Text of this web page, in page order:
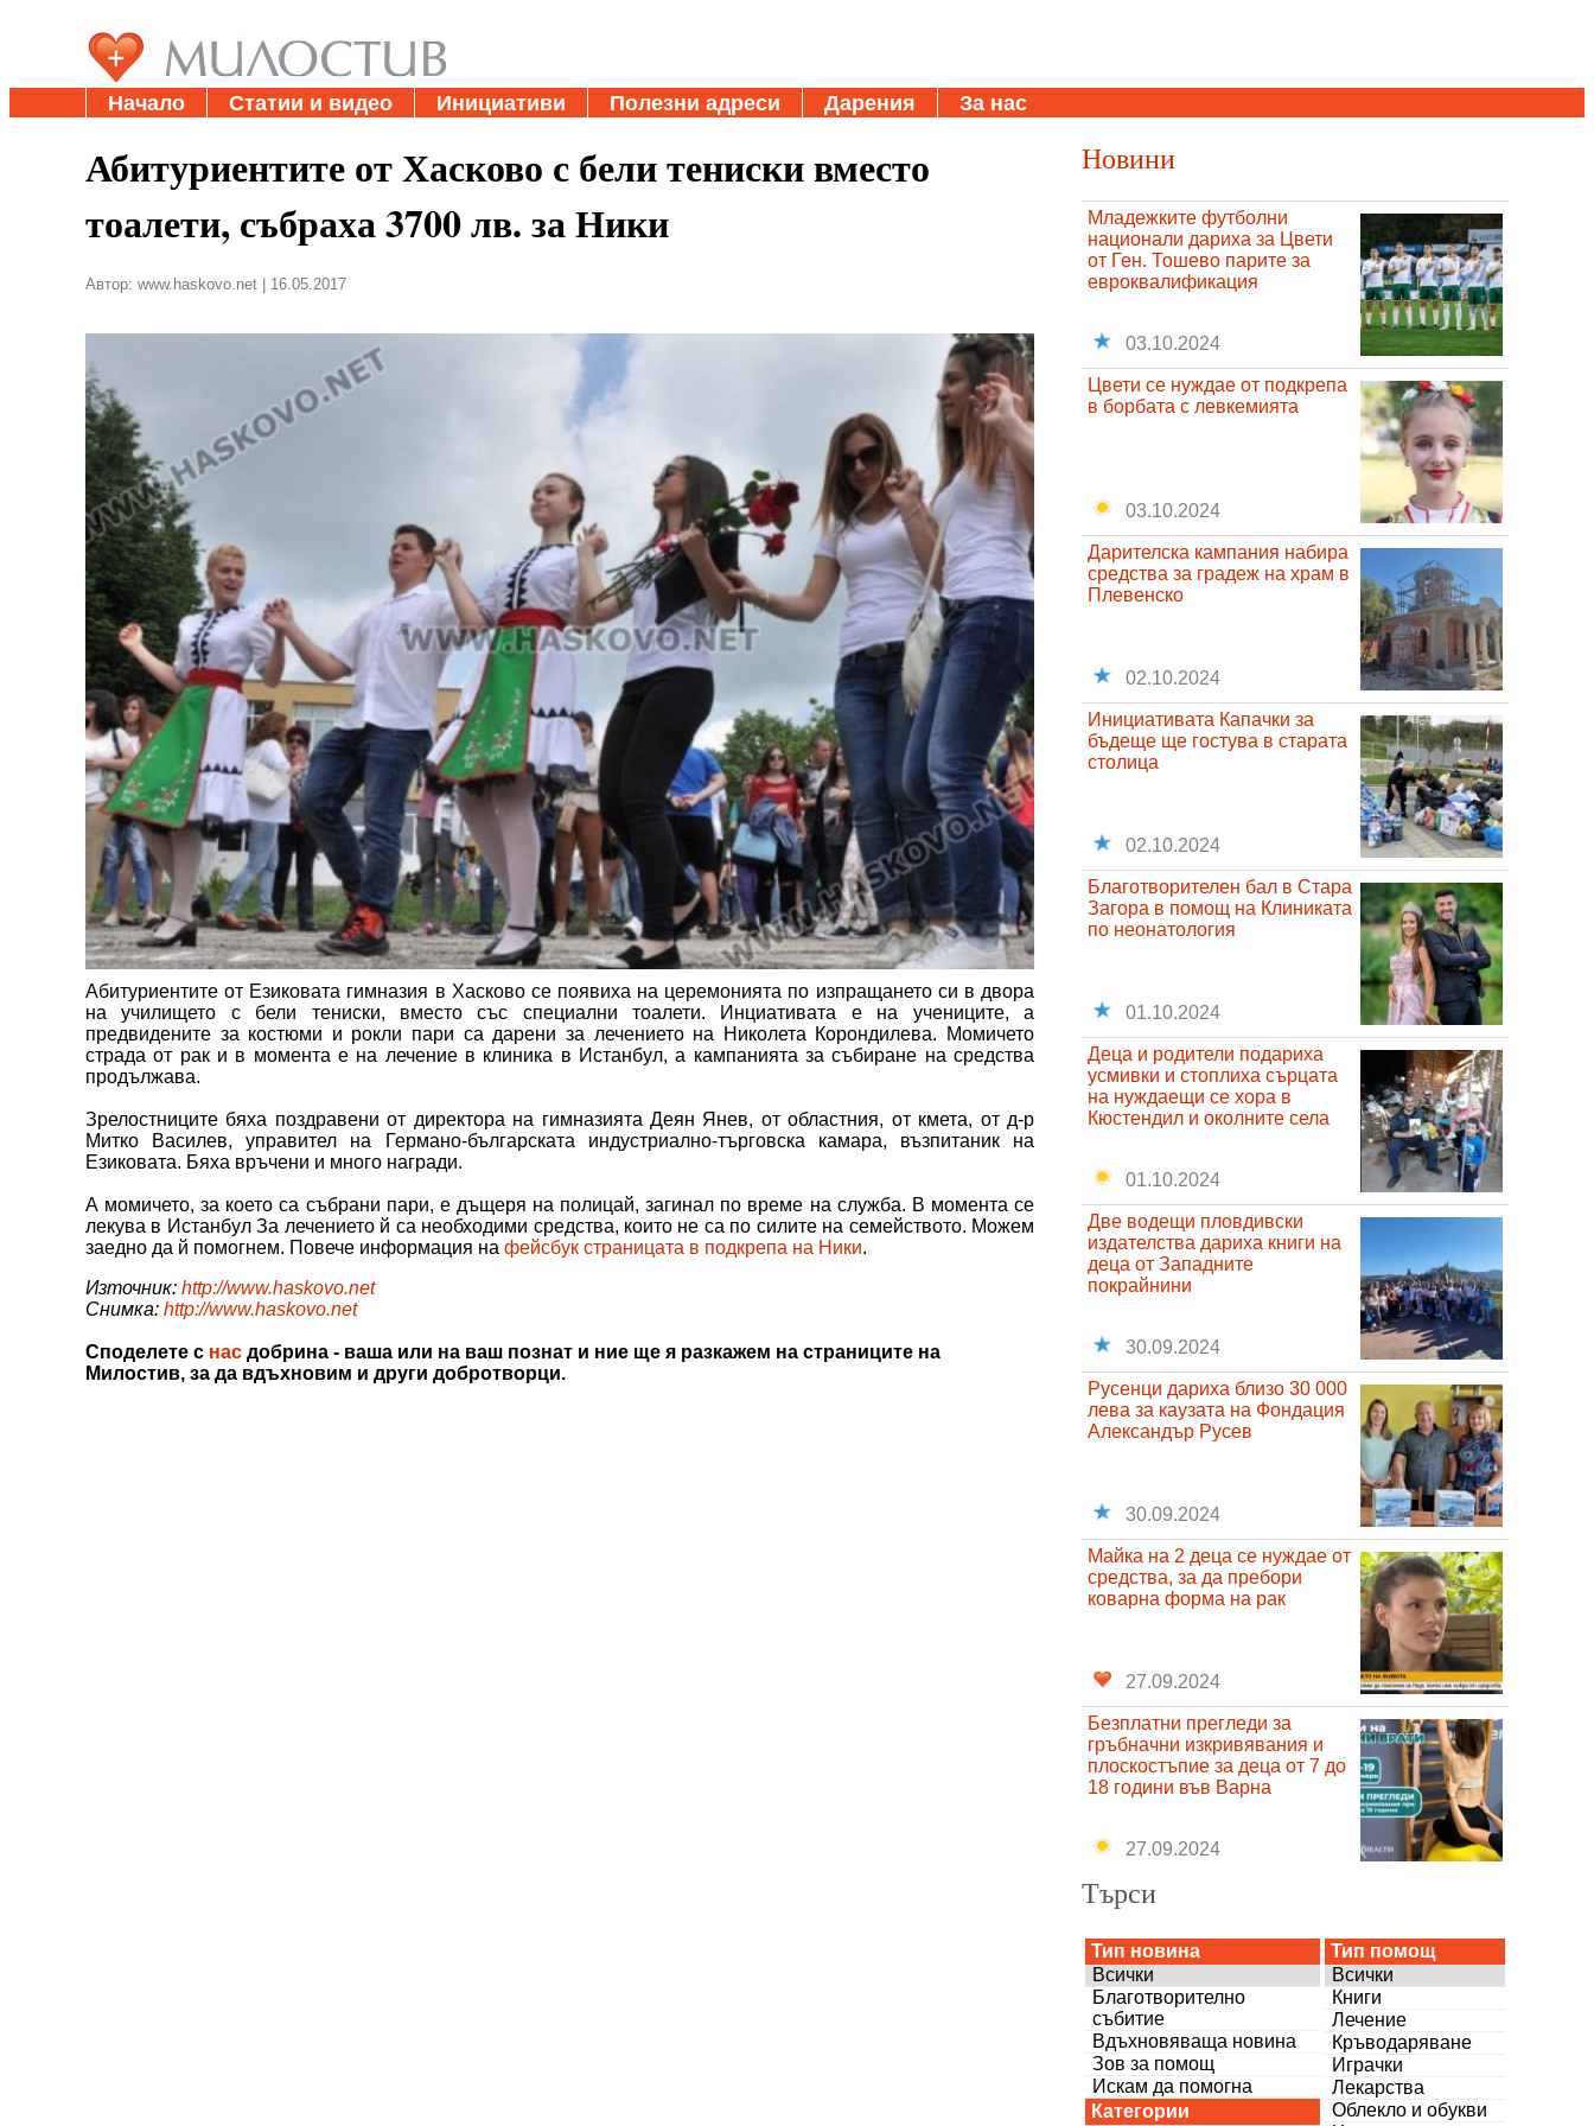
Начало Статии и видео Инициативи Полезни адреси Дарения За нас
Абитуриентите от Хасково с бели тениски вместо
тоалети, събраха 3700 лв. за Ники
Автор: www.haskovo.net | 16.05.2017
Абитуриентите от Езиковата гимназия в Хасково се появиха на церемонията по изпращането си в двора
на училището с бели тениски, вместо със специални тоалети. Инциативата е на учениците, а
предвидените за костюми и рокли пари са дарени за лечението на Николета Корондилева. Момичето
страда от рак и в момента е на лечение в клиника в Истанбул, а кампанията за събиране на средства
продължава.
Зрелостниците бяхa поздравени от директора на гимназията Деян Янев, от областния, от кмета, от д-р
Митко Василев, управител на Германо-българската индустриално-търговска камара, възпитаник на
Езиковата. Бяха връчени и много награди.
А момичето, за което са събрани пари, е дъщеря на полицай, загинал по време на служба. В момента се
лекува в Истанбул За лечението й са необходими средства, които не са по силите на семейството. Можем
заедно да й помогнем. Повече информация на фейсбук страницата в подкрепа на Ники.
Източник: http://www.haskovo.net
Снимка: http://www.haskovo.net
Споделете с нас добрина - ваша или на ваш познат и ние ще я разкажем на страниците на
Милостив, за да вдъхновим и други добротворци.
Новини
Младежките футболни
национали дариха за Цвети
от Ген. Тошево парите за
евроквалификация
03.10.2024
Цвети се нуждае от подкрепа
в борбата с левкемията
03.10.2024
Дарителска кампания набира
средства за градеж на храм в
Плевенско
02.10.2024
Инициативата Капачки за
бъдеще ще гостува в старата
столица
02.10.2024
Благотворителен бал в Стара
Загора в помощ на Клиниката
по неонатология
01.10.2024
Деца и родители подариха
усмивки и стоплиха сърцата
на нуждаещи се хора в
Кюстендил и околните села
01.10.2024
Две водещи пловдивски
издателства дариха книги на
деца от Западните
покрайнини
30.09.2024
Русенци дариха близо 30 000
лева за каузата на Фондация
Александър Русев
30.09.2024
Майка на 2 деца се нуждае от
средства, за да пребори
коварна форма на рак
27.09.2024
Безплатни прегледи за
гръбначни изкривявания и
плоскостъпие за деца от 7 до
18 години във Варна
27.09.2024
Търси
Тип новина
Всички
Благотворително
събитие
Вдъхновяваща новина
Зов за помощ
Искам да помогна
Категории
Тип помощ
Всички
Книги
Лечение
Кръводаряване
Играчки
Лекарства
Облекло и обукви